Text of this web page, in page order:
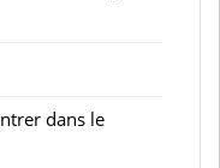
dans le